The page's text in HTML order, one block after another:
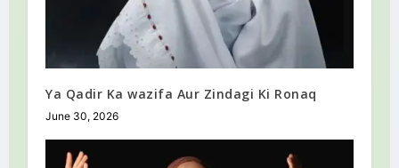
Ya Qadir Ka wazifa Aur Zindagi Ki Ronaq
June 30, 2026